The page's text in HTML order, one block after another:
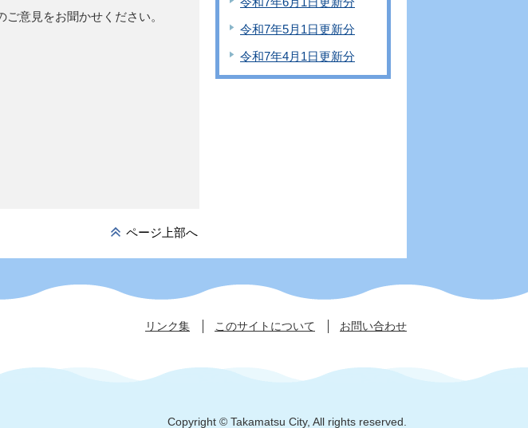
意見をお聞かせください。
ページ上部へ
令和7年5月1日更新分
令和7年4月1日更新分
リンク集 このサイトについて お問い合わせ
Copyright © Takamatsu City, All rights reserved.